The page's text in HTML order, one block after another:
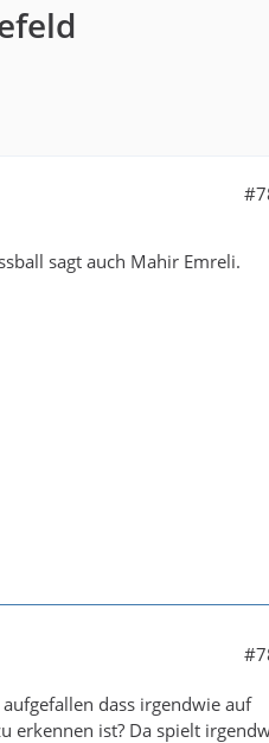
sagt auch Mahir Emreli.
dass irgendwie auf
erkennen ist? Da spielt